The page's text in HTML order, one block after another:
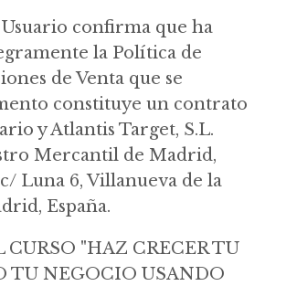
confirma que ha
la Política de
de Venta que se
constituye un contrato
y Atlantis Target, S.L.
Mercantil de Madrid,
Luna 6, Villanueva de la
España.
"HAZ CRECER TU
TU NEGOCIO USANDO